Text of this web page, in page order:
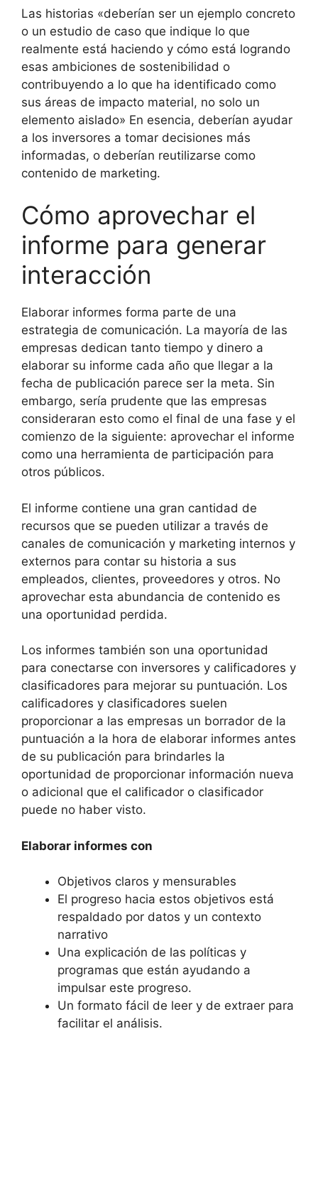
Las historias «deberían ser un ejemplo concreto
o un estudio de caso que indique lo que
realmente está haciendo y cómo está logrando
esas ambiciones de sostenibilidad o
contribuyendo a lo que ha identificado como
sus áreas de impacto material, no solo un
elemento aislado» En esencia, deberían ayudar
a los inversores a tomar decisiones más
informadas, o deberían reutilizarse como
contenido de marketing.
Cómo aprovechar el
informe para generar
interacción
Elaborar informes forma parte de una
estrategia de comunicación. La mayoría de las
empresas dedican tanto tiempo y dinero a
elaborar su informe cada año que llegar a la
fecha de publicación parece ser la meta. Sin
embargo, sería prudente que las empresas
consideraran esto como el final de una fase y el
comienzo de la siguiente: aprovechar el informe
como una herramienta de participación para
otros públicos.
El informe contiene una gran cantidad de
recursos que se pueden utilizar a través de
canales de comunicación y marketing internos y
externos para contar su historia a sus
empleados, clientes, proveedores y otros. No
aprovechar esta abundancia de contenido es
una oportunidad perdida.
Los informes también son una oportunidad
para conectarse con inversores y calificadores y
clasificadores para mejorar su puntuación. Los
calificadores y clasificadores suelen
proporcionar a las empresas un borrador de la
puntuación a la hora de elaborar informes antes
de su publicación para brindarles la
oportunidad de proporcionar información nueva
o adicional que el calificador o clasificador
puede no haber visto.
Elaborar informes con
Objetivos claros y mensurables
El progreso hacia estos objetivos está
respaldado por datos y un contexto
narrativo
Una explicación de las políticas y
programas que están ayudando a
impulsar este progreso.
Un formato fácil de leer y de extraer para
facilitar el análisis.